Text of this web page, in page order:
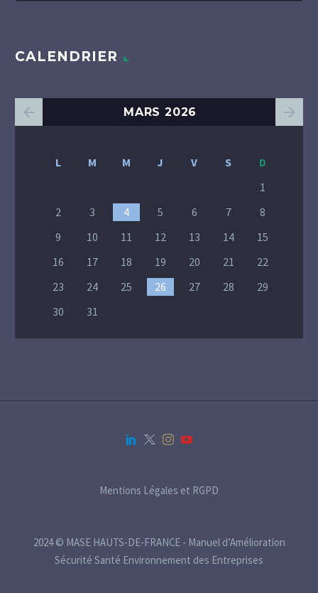
CALENDRIER
MARS 2026
L M M J V S
D
1
2
3 4 5 6 7
8
9
10 11 12 13 14
15
16
17 18 19 20 21
22
23
24 25 26 27 28
29
30
31
Mentions Légales et RGPD
2024 © MASE HAUTS-DE-FRANCE - Manuel d’Amélioration
Sécurité Santé Environnement des Entreprises